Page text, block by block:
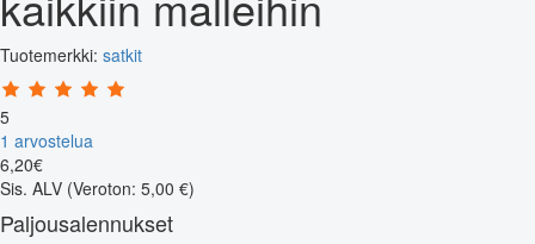
Tuotemerkki: satkit
5
1 arvostelua
6,20€
Sis. ALV (Veroton: 5,00 €)
Paljousalennukset